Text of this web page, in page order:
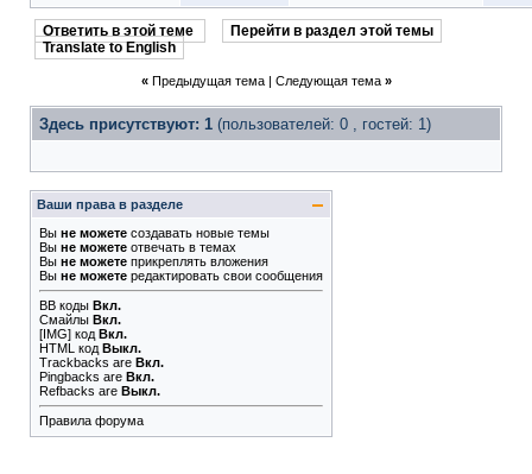
Ответить в этой теме
Перейти в раздел этой темы
Translate to English
« Предыдущая тема| Следующая тема »
Здесь присутствуют: 1 (пользователей: 0 , гостей: 1)
Ваши права в разделе
Вы не можете создавать новые темы
Вы не можете отвечать в темах
Вы не можете прикреплять вложения
Вы не можете редактировать свои сообщения
BB коды Вкл.
Смайлы Вкл.
[IMG] код Вкл.
HTML код Выкл.
Trackbacks are Вкл.
Pingbacks are Вкл.
Refbacks are Выкл.
Правила форума